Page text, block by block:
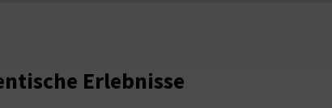
Erlebnisse